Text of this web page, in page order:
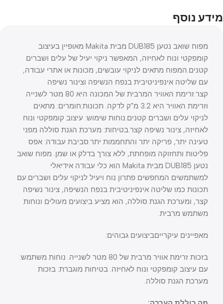
מידע נוסף
מפוח שואב נטען DUB185 מבית Makita מאופיין בעיצוב
קומפקטי ונוח לאחיזה, המאפשר ניקוי יעיל של עלים ושברים
קטנים.המפוח מתאים לניקוי עובשים, מכונות או אתרי עבודה,
עם שליטה אינפיניטיבית בנפח הנשיפה וצינור נשיפה
קצר.זרימת האוויר המרבית של המכונה היא 80 מטר לשנייה
וזרימת האוויר היא 3.2 מ"ק לדקה. תכונות:חומרים: מתאים
לניקוי עלים ושברים קטנים.נוחות שימוש: עיצוב קומפקטי ונוח
לאחיזה, צינור נשיפה קצר.בטיחות: מערכת הגנת סוללה מפני
טעינה יתר, פריקה יתר והתחממות יתר.סביבת עבודה: אפס
פליטות ותחזוקה מופחתת, ללא צורך בדלק או שמן. מפוח שואב
נטען DUB185 מבית Makita הוא כלי עבודה אידיאלי
למשתמשים המחפשים פתרון נוח ויעיל לניקוי עלים ושברים.עם
תכונות כמו שליטה אינפיניטיבית בנפח הנשיפה, צינור נשיפה
קצר, ומערכת הגנת סוללה, הוא מציע ביצועים מעולים ונוחות
משתמש מרבית.
מאפיינים עיקרייםביצועים גבוהים:
בזכות זרימת אוויר מרבית של 80 מטר לשנייה. נוחות משתמש:
עם עיצוב קומפקטי ונוח לאחיזה. בטיחות מוגברת: בזכות
מערכת הגנת סוללה.